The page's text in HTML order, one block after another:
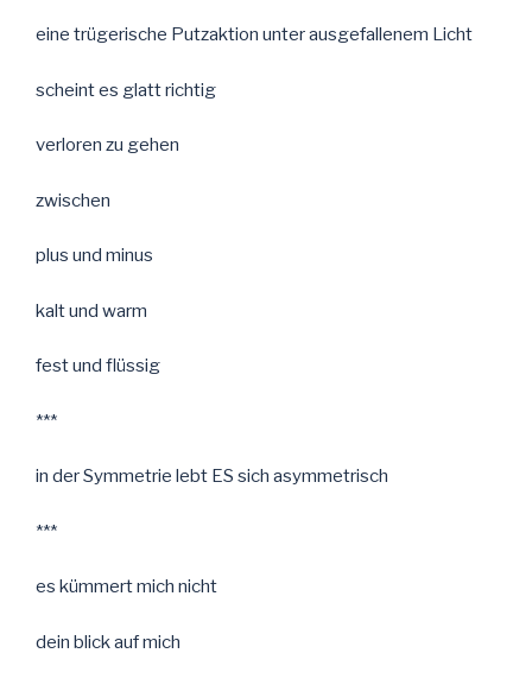
eine trügerische Putzaktion unter ausgefallenem Licht
scheint es glatt richtig
verloren zu gehen
zwischen
plus und minus
kalt und warm
fest und flüssig
***
in der Symmetrie lebt ES sich asymmetrisch
***
es kümmert mich nicht
dein blick auf mich